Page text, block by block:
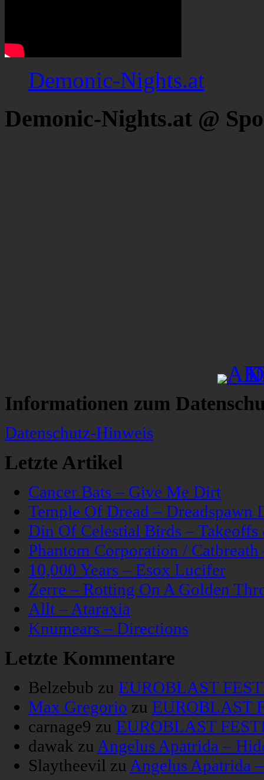
Demonic-Nights.at
Demonic-Nights.at @
Informationen zum
Datenschutz-Hinweis
Letzte Artikel
Cancer Bats – Give Me Dirt
Temple Of Dread – Dreadspawn
Din Of Celestial Birds –
Phantom Corporation /
10,000 Years – Esox Lucifer
Zerre – Rotting On A Golden
Allt – Ataraxia
Knumears – Directions
Letzte Kommentare
Belzebub zu EUROBLAST
Max Gregorio zu EUROBLAST
carnage9 zu EUROBLAST
dawak zu Angelus Apatrida –
Slaytheevil zu Angelus Apatrida